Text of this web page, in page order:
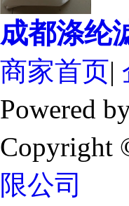
成都涤纶
商家首页|
Powered
Copyright
限公司